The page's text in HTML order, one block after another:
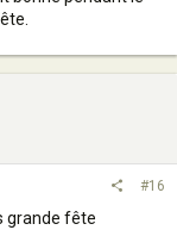
#16
grande fête